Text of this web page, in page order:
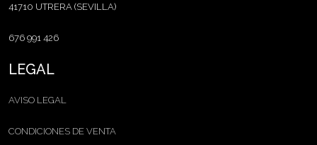
41710 UTRERA (SEVILLA)
676 991 426
LEGAL
AVISO LEGAL
CONDICIONES DE VENTA